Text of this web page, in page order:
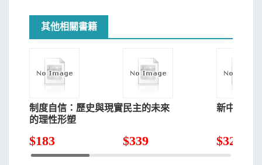
其他相關書籍
制度自信：歷史與現實
的理性形塑
$183
民主的未來
$339
新中國財
$324